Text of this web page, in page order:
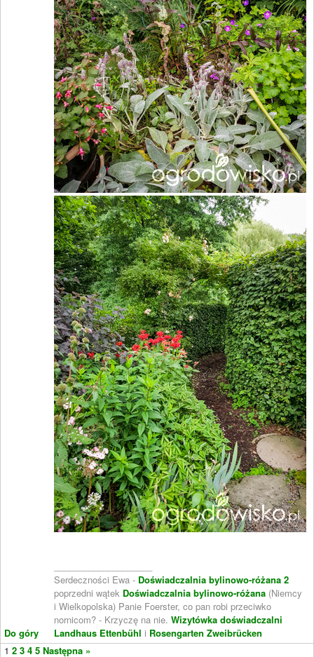
Do góry
Serdeczności Ewa - Doświadczalnia bylinowo-różana 2
poprzedni wątek Doświadczalnia bylinowo-różana (Niemcy
i Wielkopolska) Panie Foerster, co pan robi przeciwko
nornicom? - Krzyczę na nie. Wizytówka doświadczalni
Landhaus Ettenbühl i Rosengarten Zweibrücken
1 2 3 4 5 Następna »